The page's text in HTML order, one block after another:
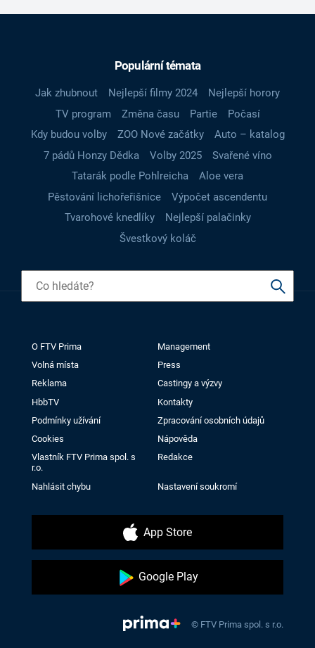
Populární témata
Jak zhubnout Nejlepší filmy 2024
Nejlepší horory
TV program
Změna času Partie
Počasí
Kdy budou volby
ZOO Nové začátky
Auto – katalog
7 pádů Honzy Dědka
Volby 2025
Svařené víno
Tatarák podle Pohlreicha
Aloe vera
Pěstování lichořeřišnice
Výpočet ascendentu
Tvarohové knedlíky
Nejlepší palačinky
Švestkový koláč
O FTV Prima
Management
Volná místa
Press
Reklama
Castingy a výzvy
HbbTV
Kontakty
Podmínky užívání
Zpracování osobních údajů
Cookies
Nápověda
Vlastník FTV Prima spol. s
r.o.
Redakce
Nahlásit chybu Nastavení soukromí
App Store
Google Play
© FTV Prima spol. s r.o.